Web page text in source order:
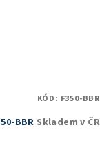
BBR Skladem v ČR
KÓD: F350-BBR